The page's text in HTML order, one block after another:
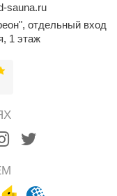
sauna.ru
отдельный вход
1 этаж